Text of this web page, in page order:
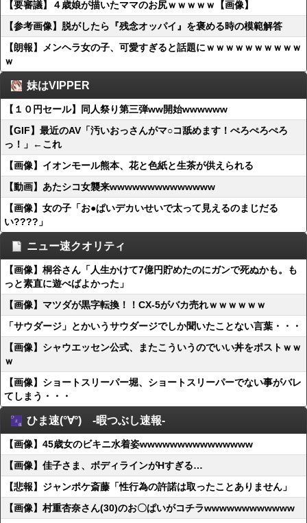
【要審議】４歳娘が描いたママのお尻ｗｗｗｗｗ【画像】
【参考画像】脱がしたら『残念オッパイ』を褒める時の模範解答
【朗報】メンヘラ女の子、可愛すぎると話題にｗｗｗｗｗｗｗｗｗｗ
ｗ
妹はVIPPER
【１０円セール】同人祭り第三弾ww開始wwwwww
【GIF】最近のAV「汚いおっさんがマ○コ舐めます！ぺろぺろぺろ
っ！」←これ
【画像】イオンモール熊本、花と色紙と生茶が供えられる
【動画】あたシコ女襲来wwwwwwwwwwwwww
【画像】女の子「お●ぱいデカいせいで太って見えるのまじだる
い????」
ニュー速クオリティ
【画像】桐谷さん「人生かけて7億円貯めたのにガンで死ぬかも。も
っと素直に遊べばよかった」
【画像】マツダが黒字転換！！CX-5がバカ売れｗｗｗｗｗｗ
「サウダージ」とかいうサウダージでしか聞いたことない言葉・・・
【画像】シャウエッセン公式、またこういうのでいい丼をポストｗｗ
ｗ
【画像】ショートスリーパー堀、ショートスリーパーでない事がバレ
てしまう・・・
ひま速(°∀°) -暇つぶし速報-
【画像】45歳女のビキニ水着姿wwwwwwwwwwwwwww
【画像】佳子さま、ボディラインがHすぎる…
【悲報】ジャンポケ斎藤「性行為の許諾は取ったことありません」
【画像】村重杏奈さん(30)のお〇ぱいがコチラwwwwwwwwwwww